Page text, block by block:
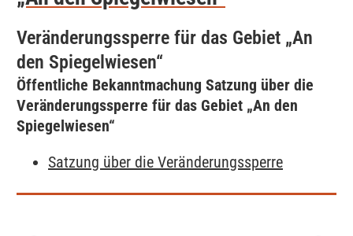
Veränderungssperre für das Gebiet „An
den Spiegelwiesen“
Öffentliche Bekanntmachung Satzung über die
Veränderungssperre für das Gebiet „An den
Spiegelwiesen“
Satzung über die Veränderungssperre